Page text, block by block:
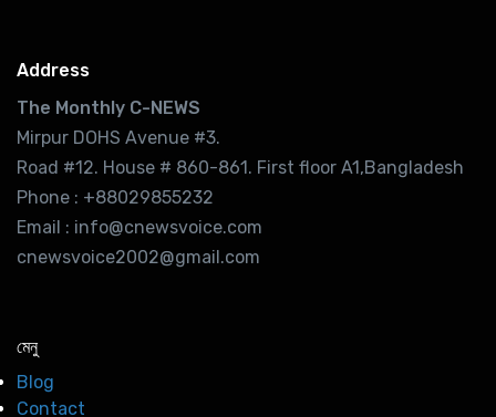
Address
The Monthly C-NEWS
Mirpur DOHS Avenue #3.
Road #12. House # 860-861. First floor A1,Bangladesh
Phone : +88029855232
Email : info@cnewsvoice.com
cnewsvoice2002@gmail.com
মেনু
Blog
Contact